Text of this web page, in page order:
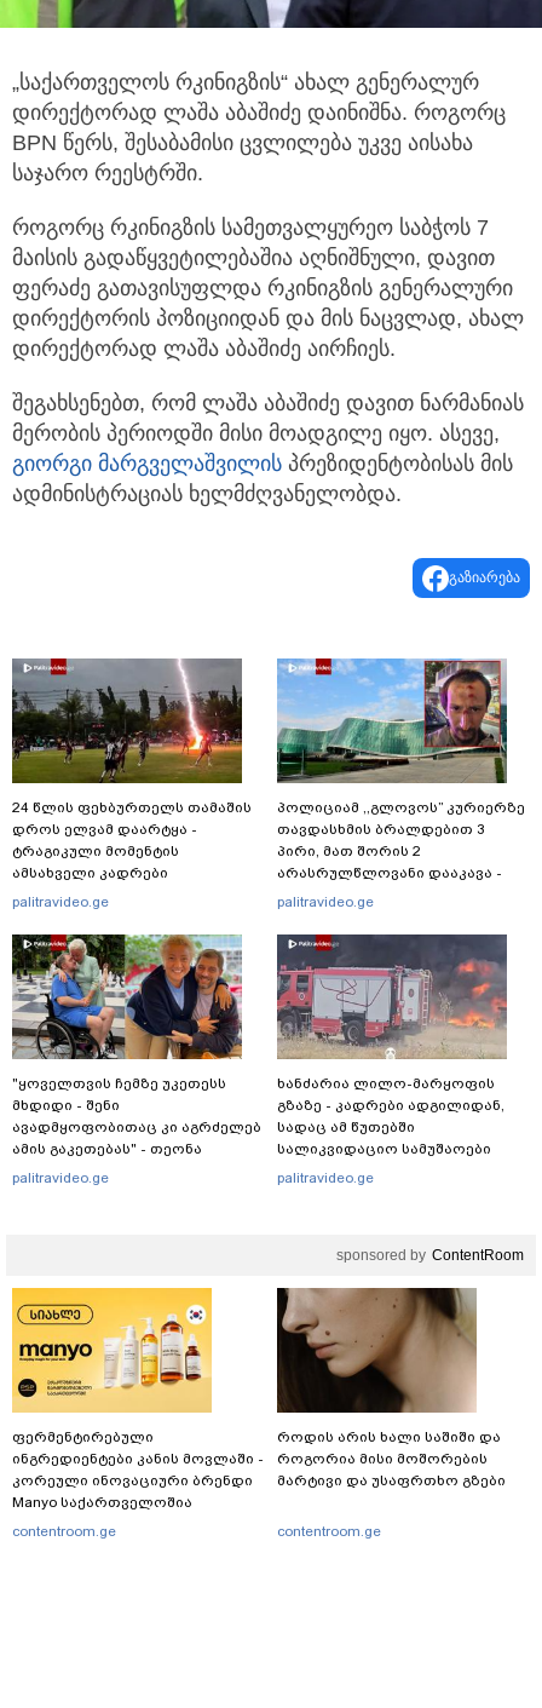
„საქართველოს რკინიგზის“ ახალ გენერალურ
დირექტორად ლაშა აბაშიძე დაინიშნა. როგორც
BPN წერს, შესაბამისი ცვლილება უკვე აისახა
საჯარო რეესტრში.
როგორც რკინიგზის სამეთვალყურეო საბჭოს 7
მაისის გადაწყვეტილებაშია აღნიშნული, დავით
ფერაძე გათავისუფლდა რკინიგზის გენერალური
დირექტორის პოზიციიდან და მის ნაცვლად, ახალ
დირექტორად ლაშა აბაშიძე აირჩიეს.
შეგახსენებთ, რომ ლაშა აბაშიძე დავით ნარმანიას
მერობის პერიოდში მისი მოადგილე იყო. ასევე,
გიორგი მარგველაშვილის პრეზიდენტობისას მის
ადმინისტრაციას ხელმძღვანელობდა.
გაზიარება
24 წლის ფეხბურთელს თამაშის
დროს ელვამ დაარტყა -
ტრაგიკული მომენტის
ამსახველი კადრები
ტაილანდიდან მედიაში
palitravideo.ge
"ყოველთვის ჩემზე უკეთესს
მხდიდი - შენი
ავადმყოფობითაც კი აგრძელებ
ამის გაკეთებას" - თეონა
კონტრიძე მეუღლეს ემოციურ
palitravideo.ge
პოლიციამ ,,გლოვოს” კურიერზე
თავდასხმის ბრალდებით 3
პირი, მათ შორის 2
არასრულწლოვანი დააკავა -
შსს ინფორმაციას ავრცელებს
palitravideo.ge
ხანძარია ლილო-მარყოფის
გზაზე - კადრები ადგილიდან,
სადაც ამ წუთებში
სალიკვიდაციო სამუშაოები
მიმდინარეობს
palitravideo.ge
sponsored by ContentRoom
ფერმენტირებული
ინგრედიენტები კანის მოვლაში -
კორეული ინოვაციური ბრენდი
Manyo საქართველოშია
contentroom.ge
როდის არის ხალი საშიში და
როგორია მისი მოშორების
მარტივი და უსაფრთხო გზები
contentroom.ge